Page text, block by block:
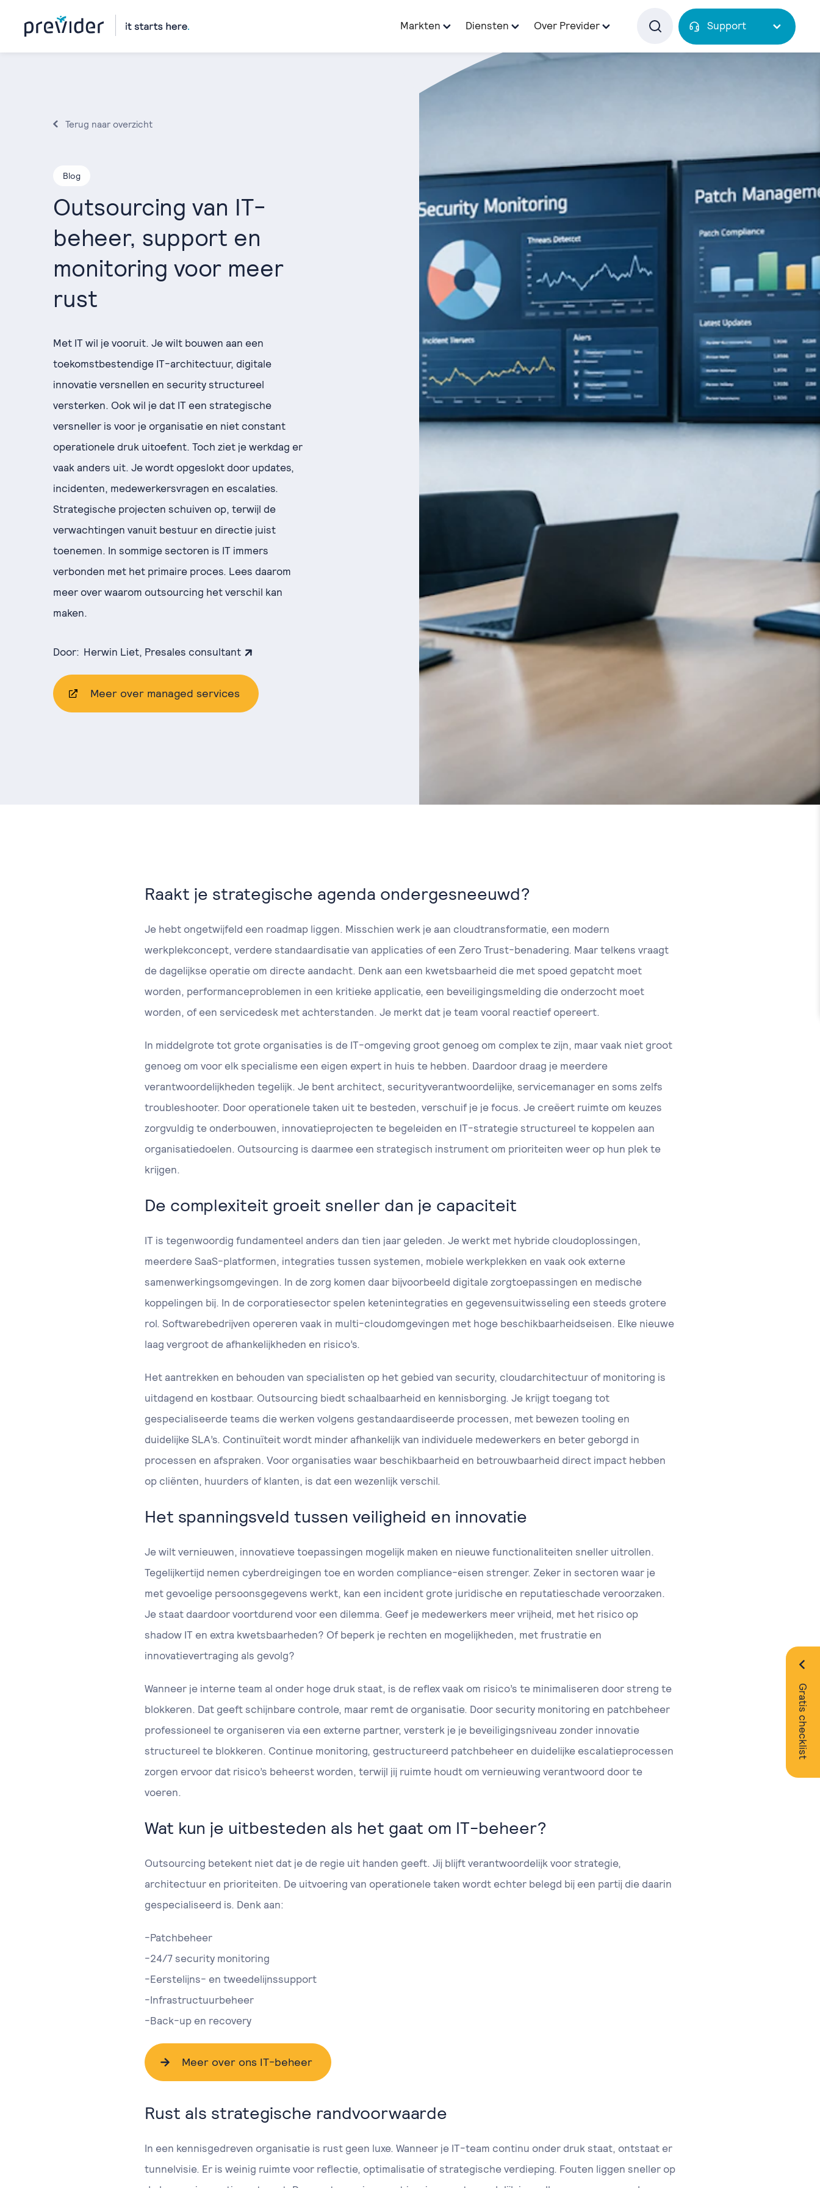
Markten Diensten Over Previder Support
Terug naar overzicht
Blog
Outsourcing van IT-
beheer, support en
monitoring voor meer
rust
Met IT wil je vooruit. Je wilt bouwen aan een
toekomstbestendige IT-architectuur, digitale
innovatie versnellen en security structureel
versterken. Ook wil je dat IT een strategische
versneller is voor je organisatie en niet constant
operationele druk uitoefent. Toch ziet je werkdag er
vaak anders uit. Je wordt opgeslokt door updates,
incidenten, medewerkersvragen en escalaties.
Strategische projecten schuiven op, terwijl de
verwachtingen vanuit bestuur en directie juist
toenemen. In sommige sectoren is IT immers
verbonden met het primaire proces. Lees daarom
meer over waarom outsourcing het verschil kan
maken.
Door: Herwin Liet, Presales consultant
Meer over managed services
Gratis checklist
Raakt je strategische agenda ondergesneeuwd?
Je hebt ongetwijfeld een roadmap liggen. Misschien werk je aan cloudtransformatie, een modern
werkplekconcept, verdere standaardisatie van applicaties of een Zero Trust-benadering. Maar telkens vraagt
de dagelijkse operatie om directe aandacht. Denk aan een kwetsbaarheid die met spoed gepatcht moet
worden, performanceproblemen in een kritieke applicatie, een beveiligingsmelding die onderzocht moet
worden, of een servicedesk met achterstanden. Je merkt dat je team vooral reactief opereert.
In middelgrote tot grote organisaties is de IT-omgeving groot genoeg om complex te zijn, maar vaak niet groot
genoeg om voor elk specialisme een eigen expert in huis te hebben. Daardoor draag je meerdere
verantwoordelijkheden tegelijk. Je bent architect, securityverantwoordelijke, servicemanager en soms zelfs
troubleshooter. Door operationele taken uit te besteden, verschuif je je focus. Je creëert ruimte om keuzes
zorgvuldig te onderbouwen, innovatieprojecten te begeleiden en IT-strategie structureel te koppelen aan
organisatiedoelen. Outsourcing is daarmee een strategisch instrument om prioriteiten weer op hun plek te
krijgen.
De complexiteit groeit sneller dan je capaciteit
IT is tegenwoordig fundamenteel anders dan tien jaar geleden. Je werkt met hybride cloudoplossingen,
meerdere SaaS-platformen, integraties tussen systemen, mobiele werkplekken en vaak ook externe
samenwerkingsomgevingen. In de zorg komen daar bijvoorbeeld digitale zorgtoepassingen en medische
koppelingen bij. In de corporatiesector spelen ketenintegraties en gegevensuitwisseling een steeds grotere
rol. Softwarebedrijven opereren vaak in multi-cloudomgevingen met hoge beschikbaarheidseisen. Elke nieuwe
laag vergroot de afhankelijkheden en risico’s.
Het aantrekken en behouden van specialisten op het gebied van security, cloudarchitectuur of monitoring is
uitdagend en kostbaar. Outsourcing biedt schaalbaarheid en kennisborging. Je krijgt toegang tot
gespecialiseerde teams die werken volgens gestandaardiseerde processen, met bewezen tooling en
duidelijke SLA’s. Continuïteit wordt minder afhankelijk van individuele medewerkers en beter geborgd in
processen en afspraken. Voor organisaties waar beschikbaarheid en betrouwbaarheid direct impact hebben
op cliënten, huurders of klanten, is dat een wezenlijk verschil.
Het spanningsveld tussen veiligheid en innovatie
Je wilt vernieuwen, innovatieve toepassingen mogelijk maken en nieuwe functionaliteiten sneller uitrollen.
Tegelijkertijd nemen cyberdreigingen toe en worden compliance-eisen strenger. Zeker in sectoren waar je
met gevoelige persoonsgegevens werkt, kan een incident grote juridische en reputatieschade veroorzaken.
Je staat daardoor voortdurend voor een dilemma. Geef je medewerkers meer vrijheid, met het risico op
shadow IT en extra kwetsbaarheden? Of beperk je rechten en mogelijkheden, met frustratie en
innovatievertraging als gevolg?
Wanneer je interne team al onder hoge druk staat, is de reflex vaak om risico’s te minimaliseren door streng te
blokkeren. Dat geeft schijnbare controle, maar remt de organisatie. Door security monitoring en patchbeheer
professioneel te organiseren via een externe partner, versterk je je beveiligingsniveau zonder innovatie
structureel te blokkeren. Continue monitoring, gestructureerd patchbeheer en duidelijke escalatieprocessen
zorgen ervoor dat risico’s beheerst worden, terwijl jij ruimte houdt om vernieuwing verantwoord door te
voeren.
Wat kun je uitbesteden als het gaat om IT-beheer?
Outsourcing betekent niet dat je de regie uit handen geeft. Jij blijft verantwoordelijk voor strategie,
architectuur en prioriteiten. De uitvoering van operationele taken wordt echter belegd bij een partij die daarin
gespecialiseerd is. Denk aan:
-Patchbeheer
-24/7 security monitoring
-Eerstelijns- en tweedelijnssupport
-Infrastructuurbeheer
-Back-up en recovery
Meer over ons IT-beheer
Rust als strategische randvoorwaarde
In een kennisgedreven organisatie is rust geen luxe. Wanneer je IT-team continu onder druk staat, ontstaat er
tunnelvisie. Er is weinig ruimte voor reflectie, optimalisatie of strategische verdieping. Fouten liggen sneller op